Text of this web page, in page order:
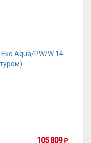
105 809₽